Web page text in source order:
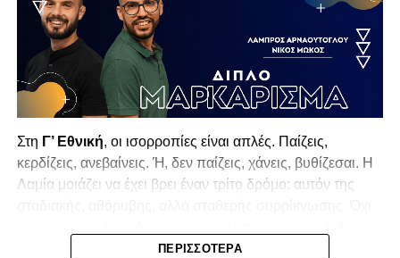
Στη Γ’ Εθνική, οι ισορροπίες είναι απλές. Παίζεις,
κερδίζεις, ανεβαίνεις. Ή, δεν παίζεις, χάνεις, βυθίζεσαι. Η
Λαμία μοιάζει να έχει βρει έναν τρίτο δρόμο: αυτόν της
της κατηγορίας. Της συρρίκνωσης της ίδιας της
ΠΕΡΙΣΣΌΤΕΡΑ